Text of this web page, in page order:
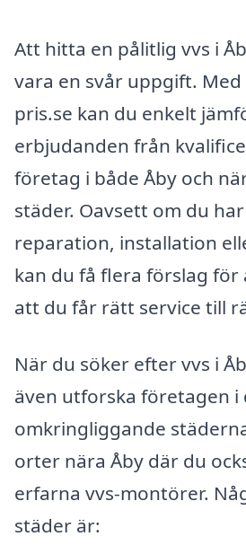
Att hitta en pålitlig vvs i
vara en svår uppgift. Med
pris.se kan du enkelt
erbjudanden från
företag i både Åby och
städer. Oavsett om du
reparation, installation
kan du få flera förslag för
att du får rätt service till
När du söker efter vvs i
även utforska företagen i
omkringliggande
orter nära Åby där du
erfarna vvs-montörer.
städer är: